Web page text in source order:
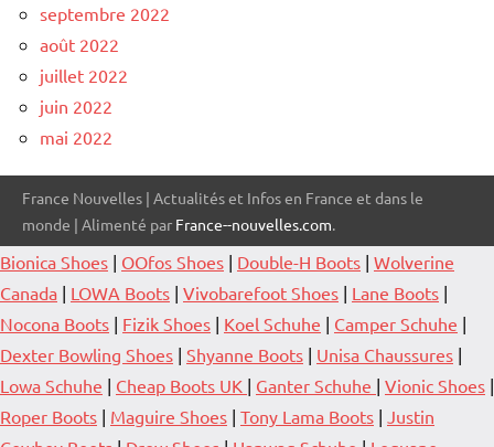
septembre 2022
août 2022
juillet 2022
juin 2022
mai 2022
France Nouvelles | Actualités et Infos en France et dans le
monde | Alimenté par France--nouvelles.com.
Bionica Shoes | OOfos Shoes | Double-H Boots | Wolverine
Canada | LOWA Boots | Vivobarefoot Shoes | Lane Boots |
Nocona Boots | Fizik Shoes | Koel Schuhe | Camper Schuhe |
Dexter Bowling Shoes | Shyanne Boots | Unisa Chaussures |
Lowa Schuhe | Cheap Boots UK | Ganter Schuhe | Vionic Shoes |
Roper Boots | Maguire Shoes | Tony Lama Boots | Justin